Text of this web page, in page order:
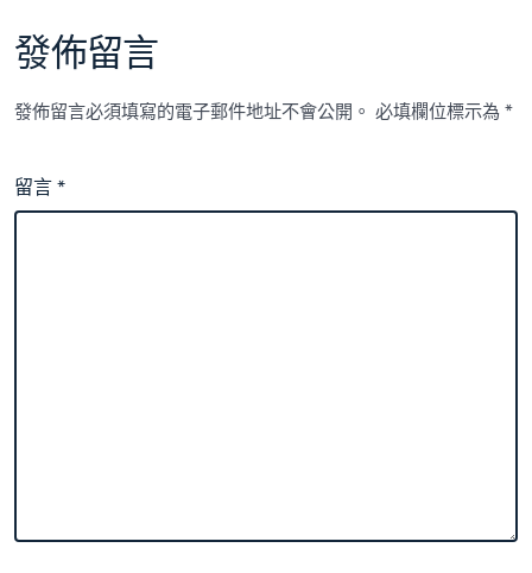
發佈留言
發佈留言必須填寫的電子郵件地址不會公開。 必填欄位標示為*
留言*